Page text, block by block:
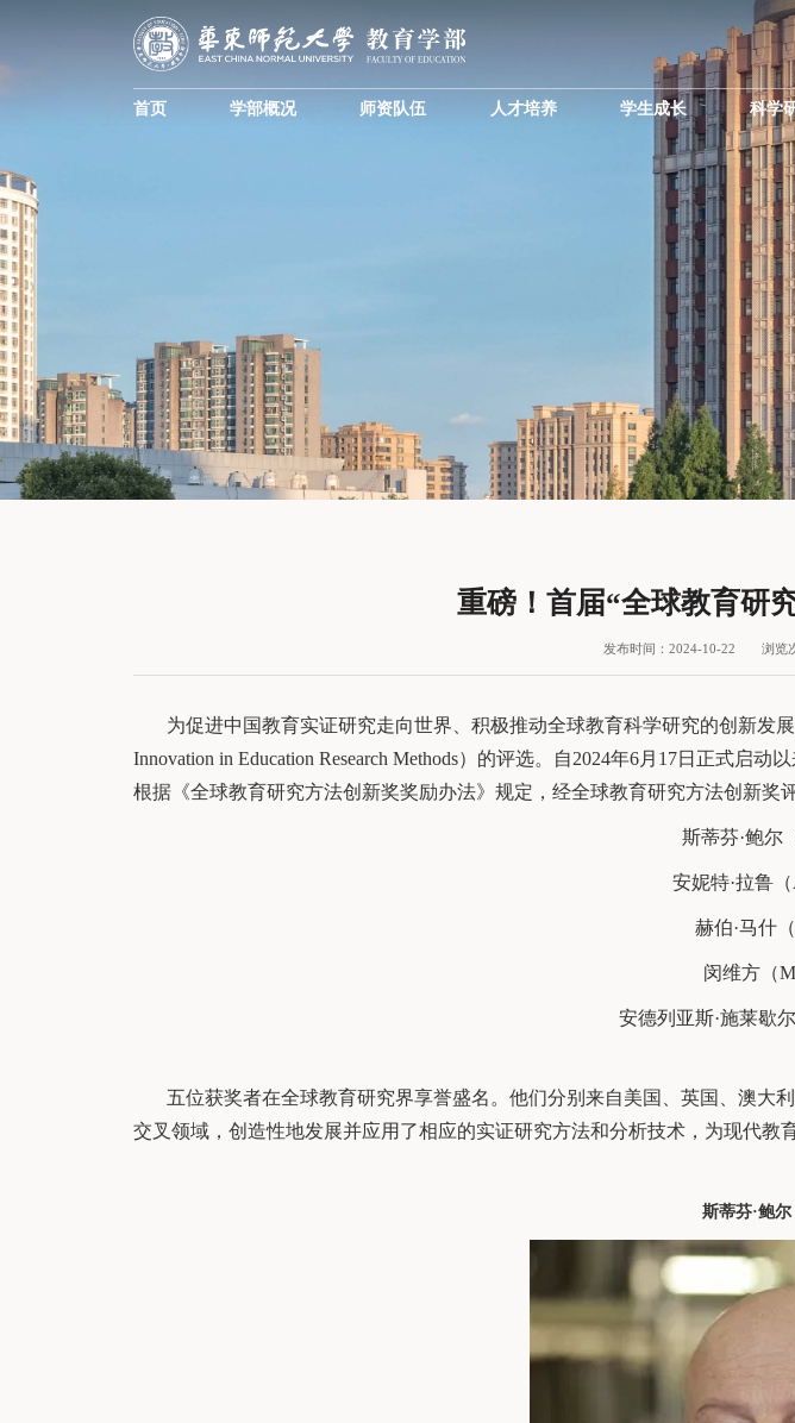
首页 学部概况 师资队伍 人才培养 学生成长 科学
重磅！首届“全球教育研
发布时间：2024-10-22 浏览
为促进中国教育实证研究走向世界、积极推动全球教育科学研究的创新发
Innovation in Education Research Methods）的评选。自2024年6月17日正式启
根据《全球教育研究方法创新奖奖励办法》规定，经全球教育研究方法创新奖
斯蒂芬·鲍尔
安妮特·拉鲁（
赫伯·马什（
闵维方（
安德列亚斯·施莱歇尔
五位获奖者在全球教育研究界享誉盛名。他们分别来自美国、英国、澳大
交叉领域，创造性地发展并应用了相应的实证研究方法和分析技术，为现代教
斯蒂芬·鲍